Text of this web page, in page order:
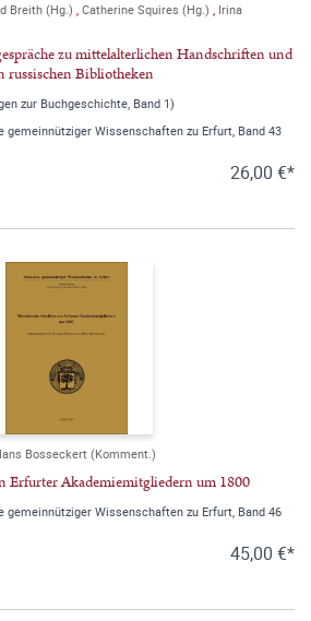
Breith (Hg.) , Catherine Squires (Hg.) , Irina
zu mittelalterlichen Handschriften und
russischen Bibliotheken
zur Buchgeschichte, Band 1)
Wissenschaften zu Erfurt, Band 43
26,00 €*
Bosseckert (Komment.)
Erfurter Akademiemitgliedern um 1800
Wissenschaften zu Erfurt, Band 46
45,00 €*